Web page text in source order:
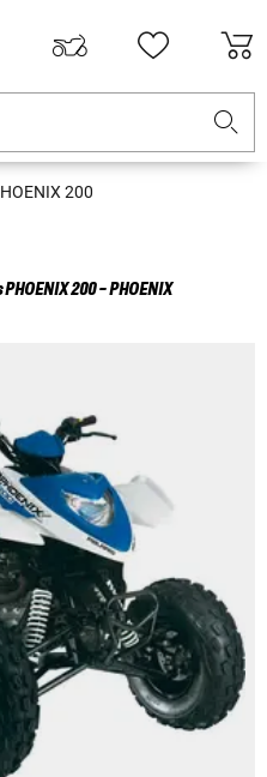
200
PHOENIX 200 - PHOENIX